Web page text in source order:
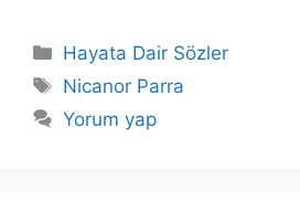
Kategoriler
Hayata Dair Sözler
Etiketler
Nicanor Parra
Yorum yap